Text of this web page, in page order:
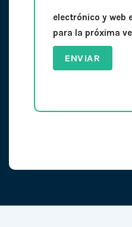
electrónico y web
para la próxima